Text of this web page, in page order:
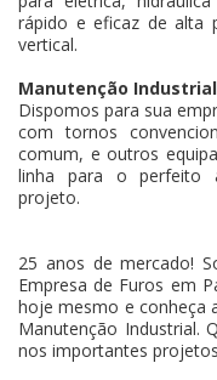
rápido e eficaz de alta
vertical.
Manutenção
Dispomos para sua
com tornos
comum, e outros
linha para o perfeito
projeto.
25 anos de mercado!
Empresa de Furos em
hoje mesmo e conheça
Manutenção Industrial.
nos importantes